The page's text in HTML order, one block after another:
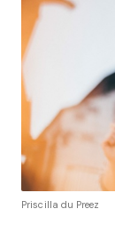
Priscilla du Preez